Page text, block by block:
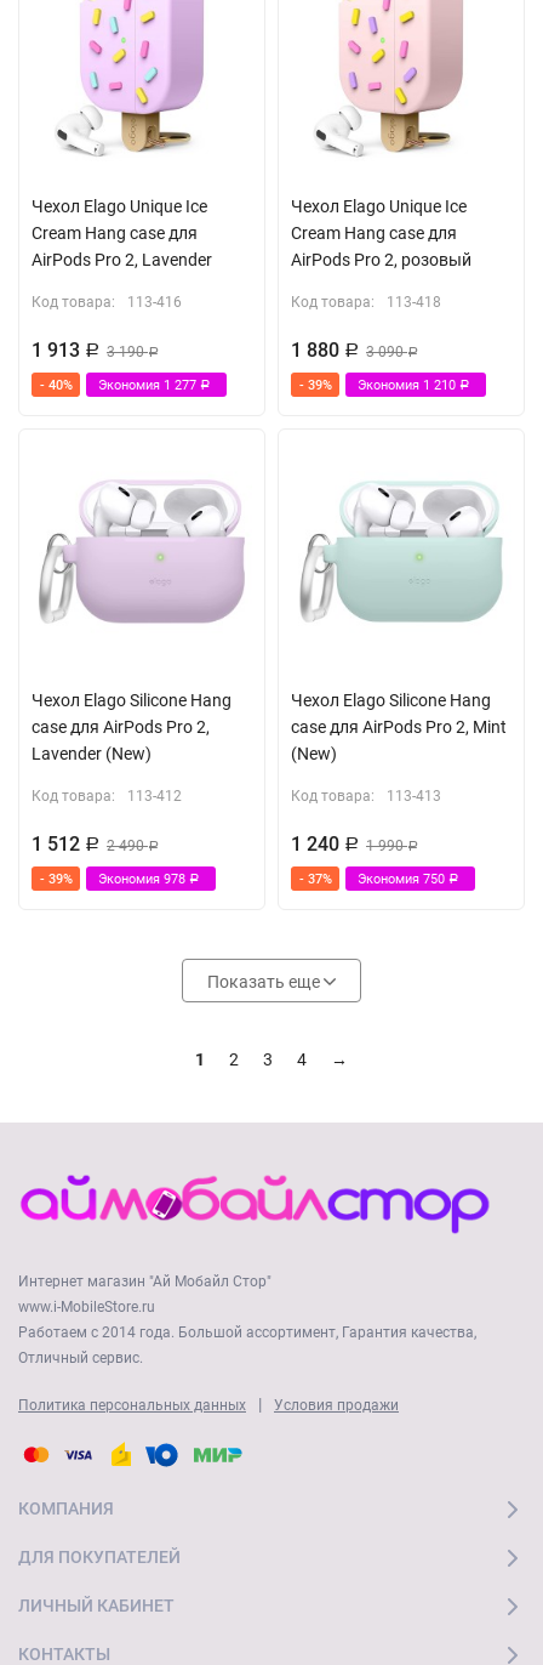
Чехол Elago Unique Ice
Cream Hang case для
AirPods Pro 2, Lavender
Код товара: 113-416
1 913 Р 3 190Р
- 40% Экономия 1 277 Р
Чехол Elago Unique Ice
Cream Hang case для
AirPods Pro 2, розовый
Код товара: 113-418
1 880 Р 3 090Р
- 39% Экономия 1 210 Р
Чехол Elago Silicone Hang
case для AirPods Pro 2,
Lavender (New)
Код товара: 113-412
1 512 Р 2 490Р
- 39% Экономия 978 Р
Чехол Elago Silicone Hang
case для AirPods Pro 2, Mint
(New)
Код товара: 113-413
1 240 Р 1 990Р
- 37% Экономия 750 Р
Показать еще
1 2 3 4 →
Интернет магазин "Ай Мобайл Стор"
www.i-MobileStore.ru
Работаем с 2014 года. Большой ассортимент, Гарантия качества,
Отличный сервис.
Политика персональных данных | Условия продажи
КОМПАНИЯ
ДЛЯ ПОКУПАТЕЛЕЙ
ЛИЧНЫЙ КАБИНЕТ
КОНТАКТЫ